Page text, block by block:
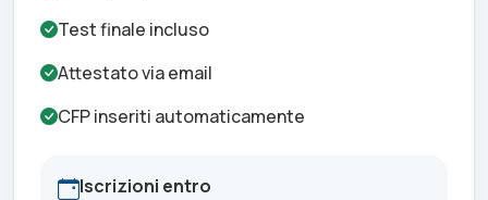
Test finale incluso
Attestato via email
CFP inseriti automaticamente
Iscrizioni entro